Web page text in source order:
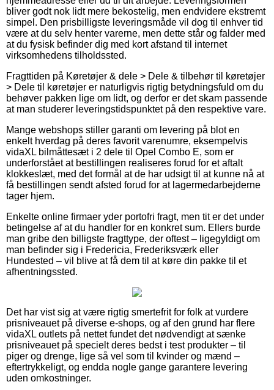
bliver godt nok lidt mere bekostelig, men endvidere ekstremt
simpel. Den prisbilligste leveringsmåde vil dog til enhver tid
være at du selv henter varerne, men dette står og falder med
at du fysisk befinder dig med kort afstand til internet
virksomhedens tilholdssted.
Fragttiden på Køretøjer & dele > Dele & tilbehør til køretøjer
> Dele til køretøjer er naturligvis rigtig betydningsfuld om du
behøver pakken lige om lidt, og derfor er det skam passende
at man studerer leveringstidspunktet på den respektive vare.
Mange webshops stiller garanti om levering på blot en
enkelt hverdag på deres favorit varenumre, eksempelvis
vidaXL bilmåttesæt i 2 dele til Opel Combo E, som er
underforstået at bestillingen realiseres forud for et aftalt
klokkeslæt, med det formål at de har udsigt til at kunne nå at
få bestillingen sendt afsted forud for at lagermedarbejderne
tager hjem.
Enkelte online firmaer yder portofri fragt, men tit er det under
betingelse af at du handler for en konkret sum. Ellers burde
man gribe den billigste fragttype, der oftest – ligegyldigt om
man befinder sig i Fredericia, Frederiksværk eller
Hundested – vil blive at få dem til at køre din pakke til et
afhentningssted.
Det har vist sig at være rigtig smertefrit for folk at vurdere
prisniveauet på diverse e-shops, og af den grund har flere
vidaXL outlets på nettet fundet det nødvendigt at sænke
prisniveauet på specielt deres bedst i test produkter – til
piger og drenge, lige så vel som til kvinder og mænd –
eftertrykkeligt, og endda nogle gange garantere levering
uden omkostninger.